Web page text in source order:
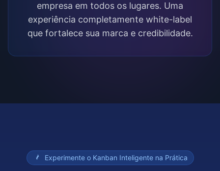
empresa em todos os lugares. Uma
experiência completamente white-label
que fortalece sua marca e credibilidade.
Experimente o Kanban Inteligente na Prática